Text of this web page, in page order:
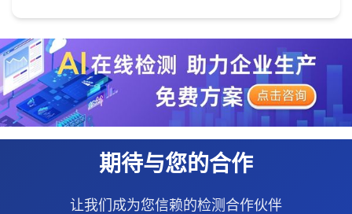
期待与您的合作
让我们成为您信赖的检测合作伙伴